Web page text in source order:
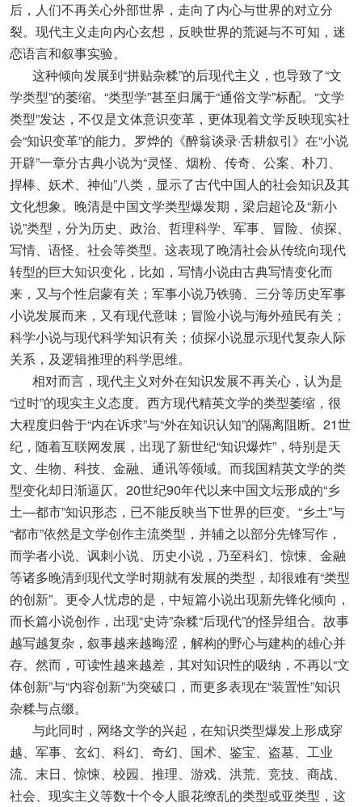
后，人们不再关心外部世界，走向了内心与世界的对立分
裂。现代主义走向内心玄想，反映世界的荒诞与不可知，迷
恋语言和叙事实验。
这种倾向发展到“拼贴杂糅”的后现代主义，也导致了“文
学类型”的萎缩。“类型学”甚至归属于“通俗文学”标配。“文学
类型”发达，不仅是文体意识变革，更体现着文学反映现实社
会“知识变革”的能力。罗烨的《醉翁谈录·舌耕叙引》在“小说
开辟”一章分古典小说为“灵怪、烟粉、传奇、公案、朴刀、
捍棒、妖术、神仙”八类，显示了古代中国人的社会知识及其
文化想象。晚清是中国文学类型爆发期，梁启超论及“新小
说”类型，分为历史、政治、哲理科学、军事、冒险、侦探、
写情、语怪、社会等类型。这表现了晚清社会从传统向现代
转型的巨大知识变化，比如，写情小说由古典写情变化而
来，又与个性启蒙有关；军事小说乃铁骑、三分等历史军事
小说发展而来，又有现代意味；冒险小说与海外殖民有关；
科学小说与现代科学知识有关；侦探小说显示现代复杂人际
关系，及逻辑推理的科学思维。
相对而言，现代主义对外在知识发展不再关心，认为是
“过时”的现实主义态度。西方现代精英文学的类型萎缩，很
大程度归咎于“内在诉求”与“外在知识认知”的隔离阻断。21世
纪，随着互联网发展，出现了新世纪“知识爆炸”，特别是天
文、生物、科技、金融、通讯等领域。而我国精英文学的类
型变化却日渐逼仄。20世纪90年代以来中国文坛形成的“乡
土—都市”知识形态，已不能反映当下世界的巨变。“乡土”与
“都市”依然是文学创作主流类型，并辅之以部分先锋写作，
而学者小说、讽刺小说、历史小说，乃至科幻、惊悚、金融
等诸多晚清到现代文学时期就有发展的类型，却很难有“类型
的创新”。更令人忧虑的是，中短篇小说出现新先锋化倾向，
而长篇小说创作，出现“史诗”杂糅“后现代”的怪异组合。故事
越写越复杂，叙事越来越晦涩，解构的野心与建构的雄心并
存。然而，可读性越来越差，其对知识性的吸纳，不再以“文
体创新”与“内容创新”为突破口，而更多表现在“装置性”知识
杂糅与点缀。
与此同时，网络文学的兴起，在知识类型爆发上形成穿
越、军事、玄幻、科幻、奇幻、国术、鉴宝、盗墓、工业
流、末日、惊悚、校园、推理、游戏、洪荒、竞技、商战、
社会、现实主义等数十个令人眼花缭乱的类型或亚类型，这